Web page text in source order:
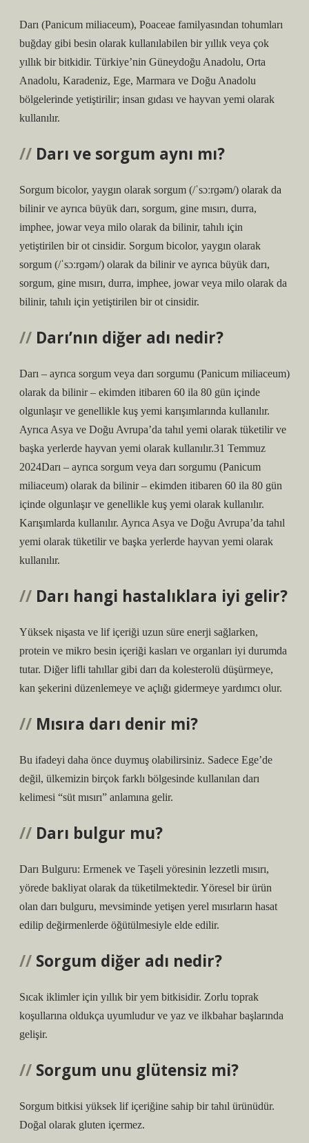
Darı (Panicum miliaceum), Poaceae familyasından tohumları
buğday gibi besin olarak kullanılabilen bir yıllık veya çok
yıllık bir bitkidir. Türkiye’nin Güneydoğu Anadolu, Orta
Anadolu, Karadeniz, Ege, Marmara ve Doğu Anadolu
bölgelerinde yetiştirilir; insan gıdası ve hayvan yemi olarak
kullanılır.
Darı ve sorgum aynı mı?
Sorgum bicolor, yaygın olarak sorgum (/ˈsɔːrɡəm/) olarak da
bilinir ve ayrıca büyük darı, sorgum, gine mısırı, durra,
imphee, jowar veya milo olarak da bilinir, tahılı için
yetiştirilen bir ot cinsidir. Sorgum bicolor, yaygın olarak
sorgum (/ˈsɔːrɡəm/) olarak da bilinir ve ayrıca büyük darı,
sorgum, gine mısırı, durra, imphee, jowar veya milo olarak da
bilinir, tahılı için yetiştirilen bir ot cinsidir.
Darı’nın diğer adı nedir?
Darı – ayrıca sorgum veya darı sorgumu (Panicum miliaceum)
olarak da bilinir – ekimden itibaren 60 ila 80 gün içinde
olgunlaşır ve genellikle kuş yemi karışımlarında kullanılır.
Ayrıca Asya ve Doğu Avrupa’da tahıl yemi olarak tüketilir ve
başka yerlerde hayvan yemi olarak kullanılır.31 Temmuz
2024Darı – ayrıca sorgum veya darı sorgumu (Panicum
miliaceum) olarak da bilinir – ekimden itibaren 60 ila 80 gün
içinde olgunlaşır ve genellikle kuş yemi olarak kullanılır.
Karışımlarda kullanılır. Ayrıca Asya ve Doğu Avrupa’da tahıl
yemi olarak tüketilir ve başka yerlerde hayvan yemi olarak
kullanılır.
Darı hangi hastalıklara iyi gelir?
Yüksek nişasta ve lif içeriği uzun süre enerji sağlarken,
protein ve mikro besin içeriği kasları ve organları iyi durumda
tutar. Diğer lifli tahıllar gibi darı da kolesterolü düşürmeye,
kan şekerini düzenlemeye ve açlığı gidermeye yardımcı olur.
Mısıra darı denir mi?
Bu ifadeyi daha önce duymuş olabilirsiniz. Sadece Ege’de
değil, ülkemizin birçok farklı bölgesinde kullanılan darı
kelimesi “süt mısırı” anlamına gelir.
Darı bulgur mu?
Darı Bulguru: Ermenek ve Taşeli yöresinin lezzetli mısırı,
yörede bakliyat olarak da tüketilmektedir. Yöresel bir ürün
olan darı bulguru, mevsiminde yetişen yerel mısırların hasat
edilip değirmenlerde öğütülmesiyle elde edilir.
Sorgum diğer adı nedir?
Sıcak iklimler için yıllık bir yem bitkisidir. Zorlu toprak
koşullarına oldukça uyumludur ve yaz ve ilkbahar başlarında
gelişir.
Sorgum unu glütensiz mi?
Sorgum bitkisi yüksek lif içeriğine sahip bir tahıl ürünüdür.
Doğal olarak gluten içermez.